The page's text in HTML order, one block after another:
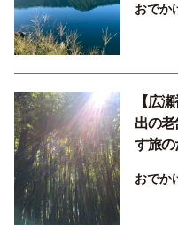
おでか
【広
出の老
す旅の
おでか